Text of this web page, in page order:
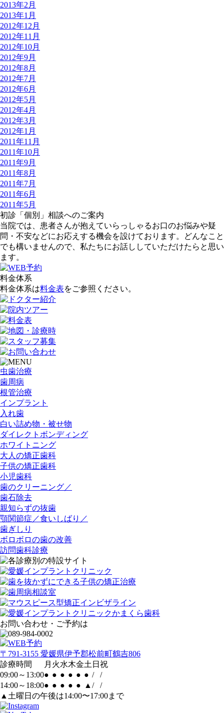
2013年2月
2013年1月
2012年12月
2012年11月
2012年10月
2012年9月
2012年8月
2012年7月
2012年6月
2012年5月
2012年4月
2012年3月
2012年1月
2011年11月
2011年10月
2011年9月
2011年8月
2011年7月
2011年6月
2011年5月
初診「個別」相談へのご案内
当院では、患者さんが抱えていらっしゃるお口のお悩みや疑
問・不安などにお応えする機会を設けております。どんなこと
でも構いませんので、私たちにお話ししていただけたらと思い
ます。
料金体系
料金体系は料金表をご参照ください。
虫歯治療
歯周病
根管治療
インプラント
入れ歯
白い詰め物・被せ物
ダイレクトボンディング
ホワイトニング
大人の矯正歯科
子供の矯正歯科
小児歯科
歯のクリーニング／
歯石除去
親知らずの抜歯
顎関節症／食いしばり／
歯ぎしり
ボロボロの歯の改善
訪問歯科診療
お問い合わせ・ご予約は
〒791-3155 愛媛県伊予郡松前町鶴吉806
診療時間
月 火水木金土 日 祝
09:00～13:00● ● ● ● ● ● /
/
14:00～18:00● ● ● ● ● ▲ /
/
▲土曜日の午後は14:00〜17:00まで